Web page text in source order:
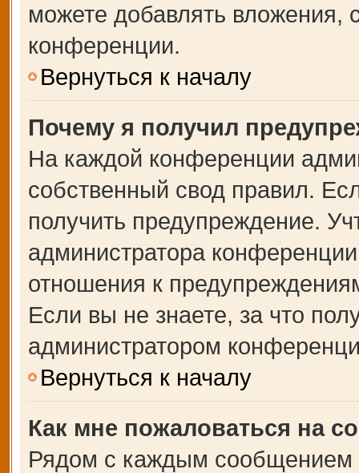
можете добавлять вложения,
конференции.
Вернуться к началу
Почему я получил
На каждой конференции
собственный свод правил.
получить предупреждение.
администратора
отношения к
Если вы не знаете, за что
администратором
Вернуться к началу
Как мне пожаловаться на
Рядом с каждым сообщением